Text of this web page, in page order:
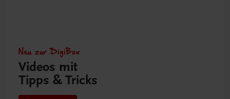
Neu zur DigiBox
Videos mit
Tipps & Tricks